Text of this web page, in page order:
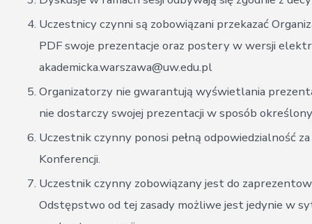
Uczestnicy czynni są zobowiązani przekazać
PDF swoje prezentacje oraz postery w wersji
akademicka.warszawa@uw.edu.pl
Organizatorzy nie gwarantują wyświetlania
nie dostarczy swojej prezentacji w sposób
Uczestnik czynny ponosi pełną odpowiedzialność
Konferencji.
Uczestnik czynny zobowiązany jest do
Odstępstwo od tej zasady możliwe jest jedynie w